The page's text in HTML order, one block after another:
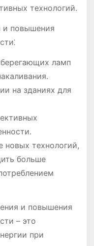
технологий․
и повышения
ламп
на зданиях для
новых технологий,
больше
и повышения
– это
при